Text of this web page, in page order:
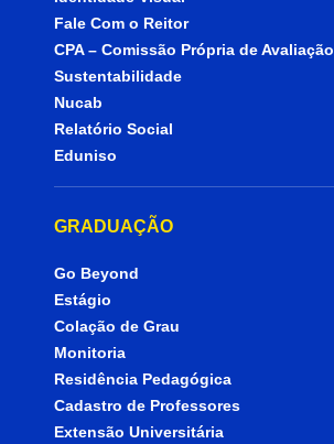
Fale Com o Reitor
CPA – Comissão Própria de Avaliação
Sustentabilidade
Nucab
Relatório Social
Eduniso
GRADUAÇÃO
Go Beyond
Estágio
Colação de Grau
Monitoria
Residência Pedagógica
Cadastro de Professores
Extensão Universitária